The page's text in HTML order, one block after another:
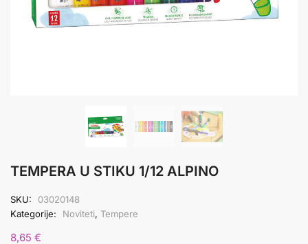
TEMPERA U STIKU 1/12 ALPINO
SKU:
03020148
Kategorije:
Noviteti, Tempere
8,65 €